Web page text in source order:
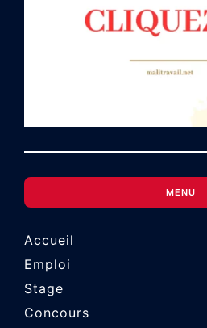
MENU
Accueil
Emploi
Stage
Concours